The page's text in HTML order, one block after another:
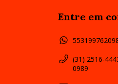
Entre em
(31) 2516-
0989